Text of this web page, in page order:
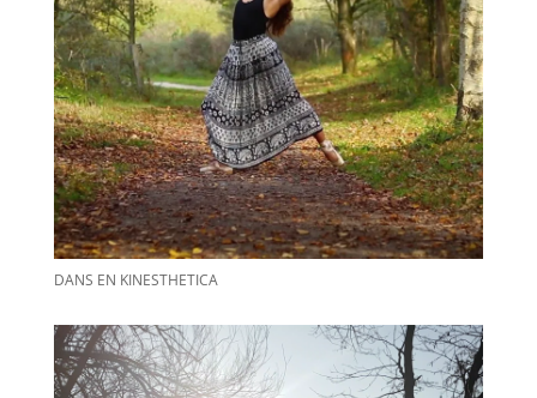
DANS EN KINESTHETICA